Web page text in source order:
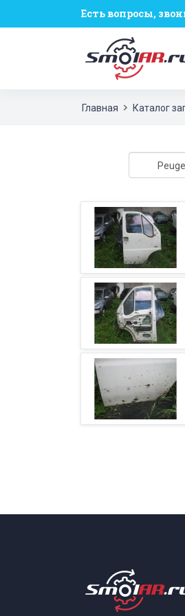
Есть вопросы,
Главная Каталог